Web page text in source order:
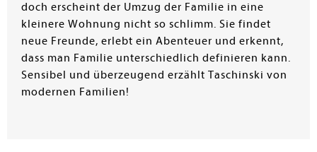
doch erscheint der Umzug der Familie in eine
kleinere Wohnung nicht so schlimm. Sie findet
neue Freunde, erlebt ein Abenteuer und erkennt,
dass man Familie unterschiedlich definieren kann.
Sensibel und überzeugend erzählt Taschinski von
modernen Familien!